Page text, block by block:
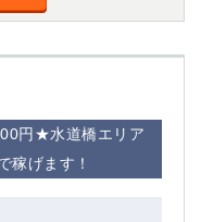
円★水道橋エリア
稼げます！